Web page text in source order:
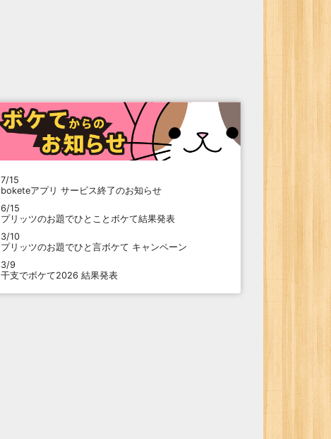
7/15
boketeアプリ サービス終了のお知らせ
6/15
プリッツのお題でひとことボケて結果発表
3/10
プリッツのお題でひと言ボケて キャンペーン
3/9
干支でボケて2026 結果発表